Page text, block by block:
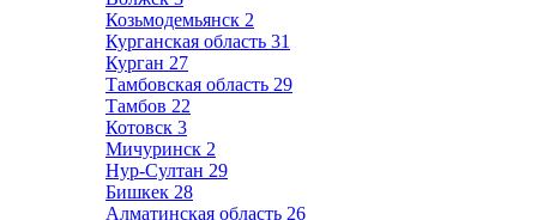
Козьмодемьянск 2
Курганская область 31
Курган 27
Тамбовская область 29
Тамбов 22
Котовск 3
Мичуринск 2
Нур-Султан 29
Бишкек 28
Алматинская область 26